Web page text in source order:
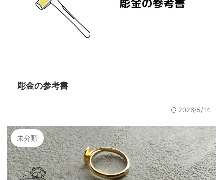
彫金の参考書
2026/5/14
未分類